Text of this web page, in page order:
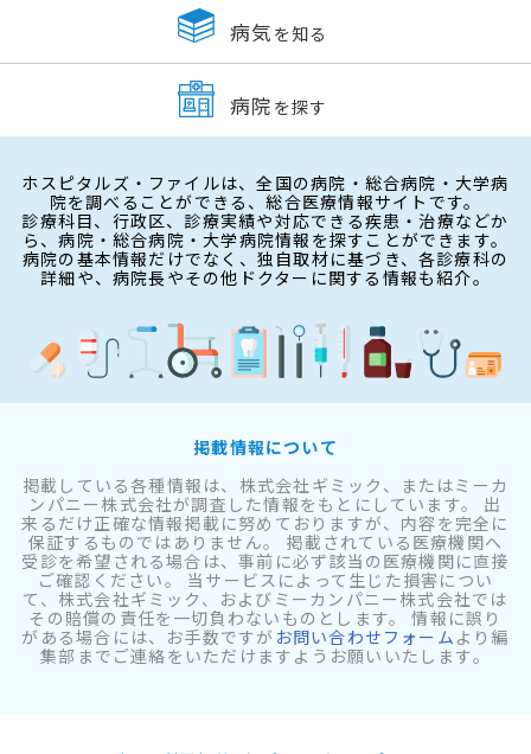
病気 を知る
病院 を探す
ホスピタルズ・ファイルは、全国の病院・総合病院・大学病
院を調べることができる、総合医療情報サイトです。
診療科目、行政区、診療実績や対応できる疾患・治療などか
ら、病院・総合病院・大学病院情報を探すことができます。
病院の基本情報だけでなく、独自取材に基づき、各診療科の
詳細や、病院長やその他ドクターに関する情報も紹介。
掲載情報について
掲載している各種情報は、株式会社ギミック、またはミーカ
ンパニー株式会社が調査した情報をもとにしています。 出
来るだけ正確な情報掲載に努めておりますが、内容を完全に
保証するものではありません。 掲載されている医療機関へ
受診を希望される場合は、事前に必ず該当の医療機関に直接
ご確認ください。 当サービスによって生じた損害につい
て、株式会社ギミック、およびミーカンパニー株式会社では
その賠償の責任を一切負わないものとします。 情報に誤り
がある場合には、お手数ですが お問い合わせフォーム より編
集部までご連絡をいただけますようお願いいたします。